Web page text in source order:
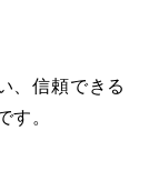
、信頼できる
す。